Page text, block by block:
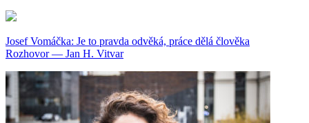
Josef Vomáčka: Je to pravda odvěká, práce dělá člověka
Rozhovor — Jan H. Vitvar